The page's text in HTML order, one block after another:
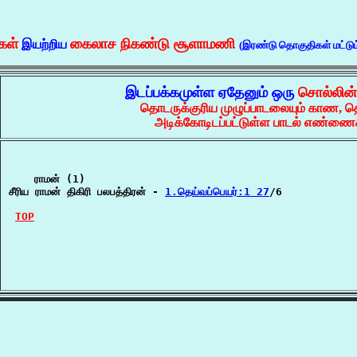
இயற்றிய கைலாச நிகண்டு சூளாமணி (இரண்டு தொகுதிகள்
இடப்பக்கமுள்ள ஏதேனும் ஒரு
தொடருக்குரிய முழுப்பாடலையும் காண,
அடிக்கோடிடப்பட்டுள்ள பாடல்
    ராமன் (1)
சீரிய ராமன் திகிரி பலபத்திரன் - 1.தெய்வப்பெயர்:1 27/6
TOP